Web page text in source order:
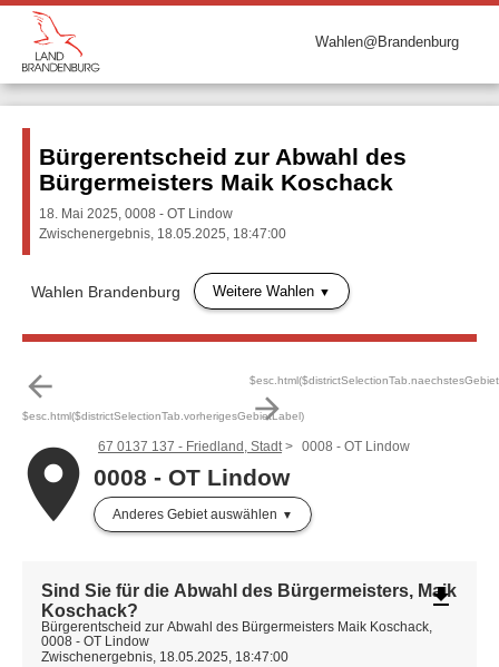
Wahlen@Brandenburg
Bürgerentscheid zur Abwahl des
Bürgermeisters Maik Koschack
18. Mai 2025, 0008 - OT Lindow
Zwischenergebnis, 18.05.2025, 18:47:00
Wahlen Brandenburg Weitere Wahlen
arrow_back
$esc.html($districtSelectionTab.vorherigesGebietLabel)
arrow_forward
place67 0137 137 - Friedland, Stadt 0008 - OT Lindow
0008 - OT Lindow
Anderes Gebiet auswählen
Sind Sie für die Abwahl des Bürgermeisters, Maik
Koschack?
Bürgerentscheid zur Abwahl des Bürgermeisters Maik Koschack,
0008 - OT Lindow
Zwischenergebnis, 18.05.2025, 18:47:00
file_download